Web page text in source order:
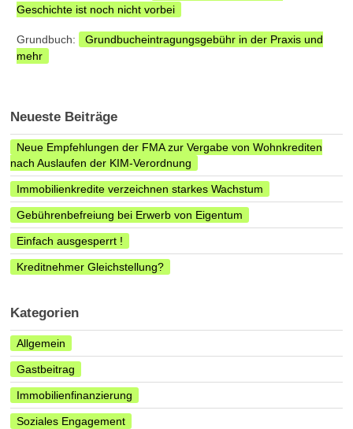
Geschichte ist noch nicht vorbei
Grundbuch:
Grundbucheintragungsgebühr in der Praxis und
mehr
Neueste Beiträge
Neue Empfehlungen der FMA zur Vergabe von Wohnkrediten
nach Auslaufen der KIM-Verordnung
Immobilienkredite verzeichnen starkes Wachstum
Gebührenbefreiung bei Erwerb von Eigentum
Einfach ausgesperrt !
Kreditnehmer Gleichstellung?
Kategorien
Allgemein
Gastbeitrag
Immobilienfinanzierung
Soziales Engagement